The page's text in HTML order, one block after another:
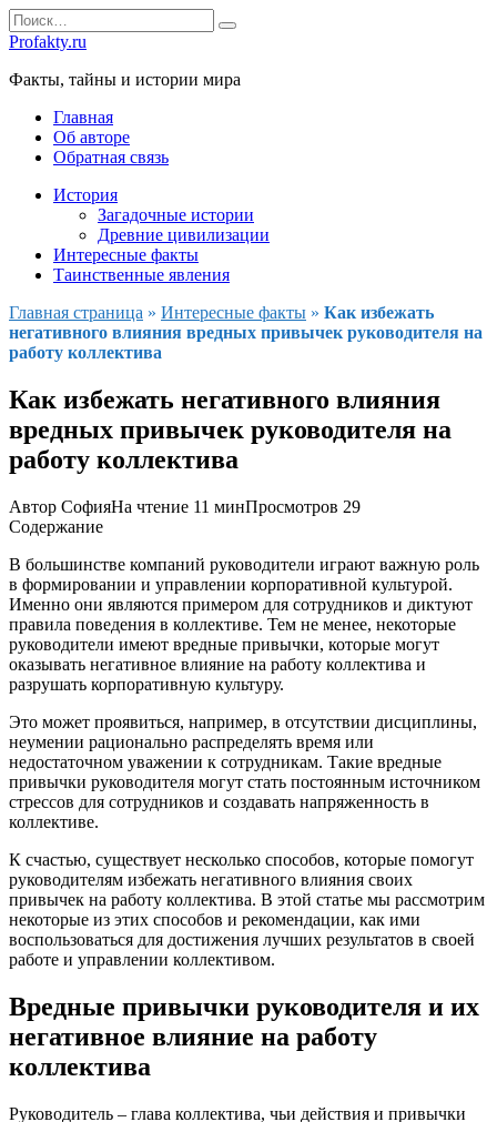
Перейти
к
содержанию
Search
for:
Profakty.ru
Факты, тайны и истории мира
Главная
Об авторе
Обратная связь
История
Загадочные истории
Древние цивилизации
Интересные факты
Таинственные явления
Главная страница » Интересные факты » Как избежать
негативного влияния вредных привычек руководителя на
работу коллектива
Как избежать негативного влияния
вредных привычек руководителя на
работу коллектива
Автор СофияНа чтение 11 минПросмотров 29
Содержание
В большинстве компаний руководители играют важную роль
в формировании и управлении корпоративной культурой.
Именно они являются примером для сотрудников и диктуют
правила поведения в коллективе. Тем не менее, некоторые
руководители имеют вредные привычки, которые могут
оказывать негативное влияние на работу коллектива и
разрушать корпоративную культуру.
Это может проявиться, например, в отсутствии дисциплины,
неумении рационально распределять время или
недостаточном уважении к сотрудникам. Такие вредные
привычки руководителя могут стать постоянным источником
стрессов для сотрудников и создавать напряженность в
коллективе.
К счастью, существует несколько способов, которые помогут
руководителям избежать негативного влияния своих
привычек на работу коллектива. В этой статье мы рассмотрим
некоторые из этих способов и рекомендации, как ими
воспользоваться для достижения лучших результатов в своей
работе и управлении коллективом.
Вредные привычки руководителя и их
негативное влияние на работу
коллектива
Руководитель – глава коллектива, чьи действия и привычки